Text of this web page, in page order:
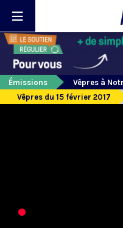
Émissions
Vêpres à
Vêpres du 15 février 2017